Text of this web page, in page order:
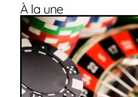
À la une